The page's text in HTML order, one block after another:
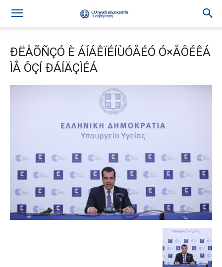
ÐËÅÕÑÇÓ È ÁÍÁÊÏÉÍÙÓÅÉÓ Ó×ÅÔÉÊÁ
ÌÅ ÔÇÍ ÐÁÍÄÇÌÉÁ